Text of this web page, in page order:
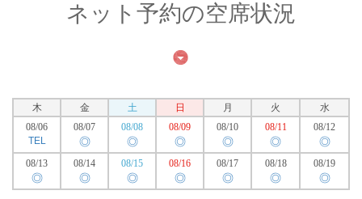
ネット予約の空席状況
木 金 土 日 月 火
水
08/06
TEL
08/07
◎
08/08
◎
08/09
◎
08/10
◎
08/11
◎
08/12
◎
08/13
◎
08/14
◎
08/15
◎
08/16
◎
08/17
◎
08/18
◎
08/19
◎